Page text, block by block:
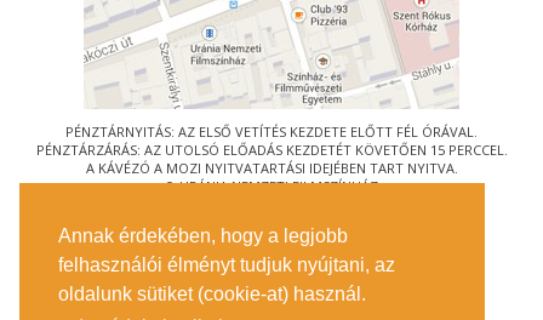
Annak érdekében, hogy a legjobb
felhasználói élményt tudjuk nyújtani, az
oldalunk sütiket (cookie-at) használ.
PÉNZTÁRNYITÁS: AZ ELSŐ VETÍTÉS KEZDETE ELŐTT FÉL ÓRÁVAL.
PÉNZTÁRZÁRÁS: AZ UTOLSÓ ELŐADÁS KEZDETÉT KÖVETŐEN 15 PERCCEL.
A KÁVÉZÓ A MOZI NYITVATARTÁSI IDEJÉBEN TART NYITVA.
© URÁNIA NEMZETI FILMSZÍNHÁZ
1088 BUDAPEST, RÁKÓCZI ÚT 21.
MEGKÖZELÍTÉS
JEGYINFORMÁCIÓ